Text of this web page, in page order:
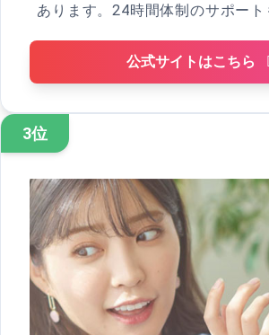
あります。24時間体制のサポート
公式サイトはこちら
3位